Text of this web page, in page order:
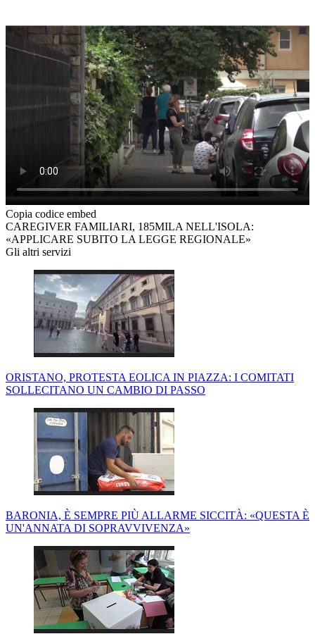
Copia codice embed
CAREGIVER FAMILIARI, 185MILA NELL'ISOLA:
«APPLICARE SUBITO LA LEGGE REGIONALE»
Gli altri servizi
ORISTANO, PROTESTA EOLICA IN PIAZZA: I COMITATI
SOLLECITANO UN CAMBIO DI PASSO
BARONIA, È SEMPRE PIÙ ALLARME SICCITÀ: «QUESTA È
UN'ANNATA DI SOPRAVVIVENZA»